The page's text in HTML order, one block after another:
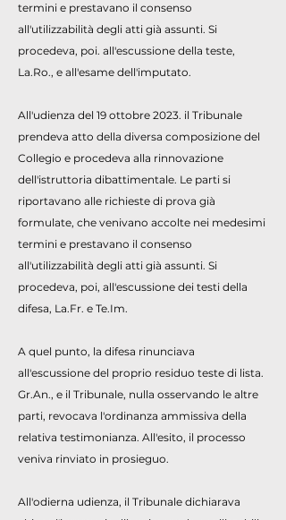
termini e prestavano il consenso
all'utilizzabilità degli atti già assunti. Si
procedeva, poi. all'escussione della teste,
La.Ro., e all'esame dell'imputato.
All'udienza del 19 ottobre 2023. il Tribunale
prendeva atto della diversa composizione del
Collegio e procedeva alla rinnovazione
dell'istruttoria dibattimentale. Le parti si
riportavano alle richieste di prova già
formulate, che venivano accolte nei medesimi
termini e prestavano il consenso
all'utilizzabilità degli atti già assunti. Si
procedeva, poi, all'escussione dei testi della
difesa, La.Fr. e Te.Im.
A quel punto, la difesa rinunciava
all'escussione del proprio residuo teste di lista.
Gr.An., e il Tribunale, nulla osservando le altre
parti, revocava l'ordinanza ammissiva della
relativa testimonianza. All'esito, il processo
veniva rinviato in prosieguo.
All'odierna udienza, il Tribunale dichiarava